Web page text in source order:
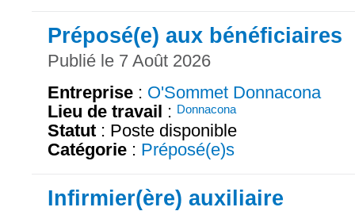
Préposé(e) aux bénéficiaires
Publié le 7 Août 2026
Entreprise : O'Sommet Donnacona
Lieu de travail : Donnacona
Statut : Poste disponible
Catégorie : Préposé(e)s
Infirmier(ère) auxiliaire